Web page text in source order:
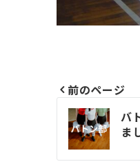
投
稿
前のページ
バ
ま